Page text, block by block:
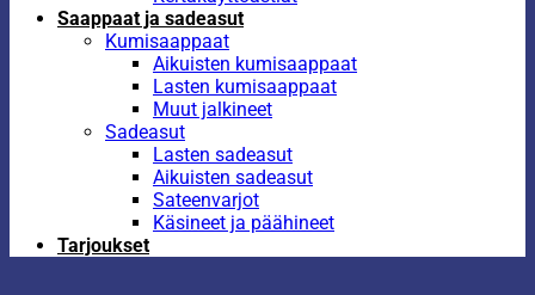
Saappaat ja sadeasut
Kumisaappaat
Aikuisten kumisaappaat
Lasten kumisaappaat
Muut jalkineet
Sadeasut
Lasten sadeasut
Aikuisten sadeasut
Sateenvarjot
Käsineet ja päähineet
Tarjoukset